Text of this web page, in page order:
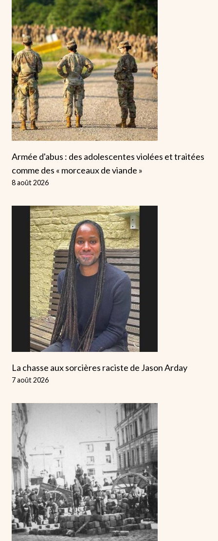
Armée d'abus : des adolescentes violées et traitées
comme des « morceaux de viande »
8 août 2026
La chasse aux sorcières raciste de Jason Arday
7 août 2026